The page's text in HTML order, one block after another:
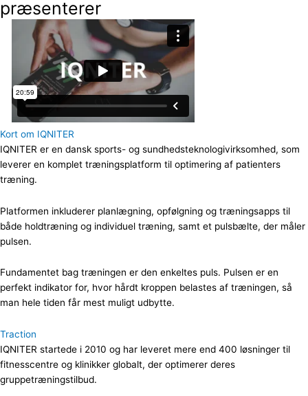
præsenterer
Kort om IQNITER
IQNITER er en dansk sports- og sundhedsteknologivirksomhed, som
leverer en komplet træningsplatform til optimering af patienters
træning.
Platformen inkluderer planlægning, opfølgning og træningsapps til
både holdtræning og individuel træning, samt et pulsbælte, der måler
pulsen.
Fundamentet bag træningen er den enkeltes puls. Pulsen er en
perfekt indikator for, hvor hårdt kroppen belastes af træningen, så
man hele tiden får mest muligt udbytte.
Traction
IQNITER startede i 2010 og har leveret mere end 400 løsninger til
fitnesscentre og klinikker globalt, der optimerer deres
gruppetræningstilbud.